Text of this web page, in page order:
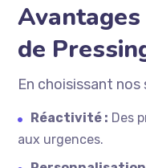
de
En choisissant nos
Réactivité : Des
aux urgences.